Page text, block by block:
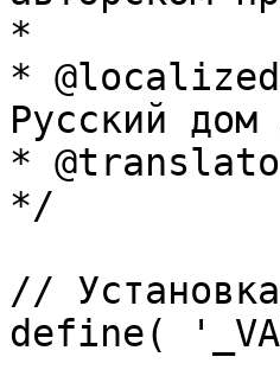
*
*
Русский дом
*
*/
//
define(